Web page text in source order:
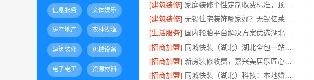
信息服务 文体娱乐
房产地产 农林牧渔
建筑装修 机械设备
电子电工 资源材料
[建筑装修]
[建筑装修]
[生活服务]
[招商加盟]
[招商加盟]
[招商加盟]